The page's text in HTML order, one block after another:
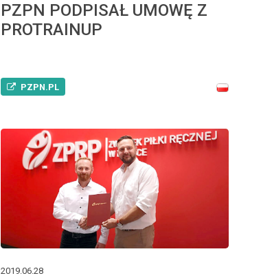
PZPN PODPISAŁ UMOWĘ Z
PROTRAINUP
PZPN.PL
2019.06.28